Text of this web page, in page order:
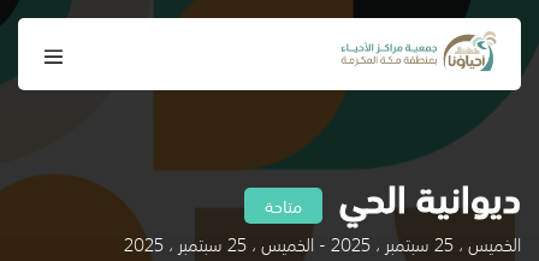
ديوانية الحي متاحة
الخميس ، 25 سبتمبر ، 2025 - الخميس ، 25 سبتمبر ، 2025